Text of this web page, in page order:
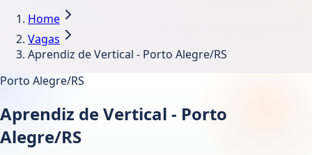
Home
Vagas
Aprendiz de Vertical - Porto Alegre/RS
Porto Alegre/RS
Aprendiz de Vertical - Porto
Alegre/RS